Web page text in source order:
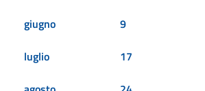
giugno
luglio
9
17